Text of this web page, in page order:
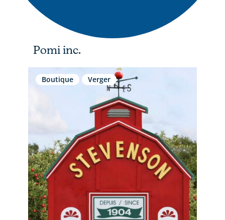
Pomi inc.
Boutique Verger